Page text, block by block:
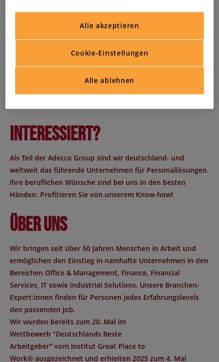
Erfahrung mit Ticketsystemen und IT-Prozessen
Grundkenntnisse in Active Directory, Exchange und
Netzwerken
Verhandlungssichere (mindestens B2-C1) Deutsch- und
gute Englischkenntnisse
Interessiert?
Als Teil der Adecco Group sind wir deutschland- und
weltweit das führende Unternehmen für Personallösungen.
Ihre beruflichen Wünsche sind bei uns in den besten
Händen. Profitieren Sie von unserem Know-how!
Über uns
Wir bringen seit über 50 Jahren Menschen in Arbeit und
ermöglichen den Einstieg in namhafte Unternehmen in den
Bereichen Office & Management, Finance, Financial
Services, IT sowie Industrial Solutions. Unsere Branchen-
Expert:innen finden für Personen jedes Erfahrungslevels
den passenden Job.
Wir wurden bereits zum 20. Mal im
Wettbewerb "Deutschlands Beste
Arbeitgeber" vom Institut Great Place to
Work® ausgezeichnet und erhielten 2025 zum 4. Mal
Cookie-Einstellungen
Alle ablehnen
Alle akzeptieren